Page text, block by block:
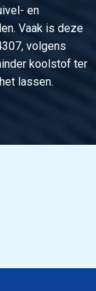
en
Vaak is deze
volgens
koolstof ter
lassen.